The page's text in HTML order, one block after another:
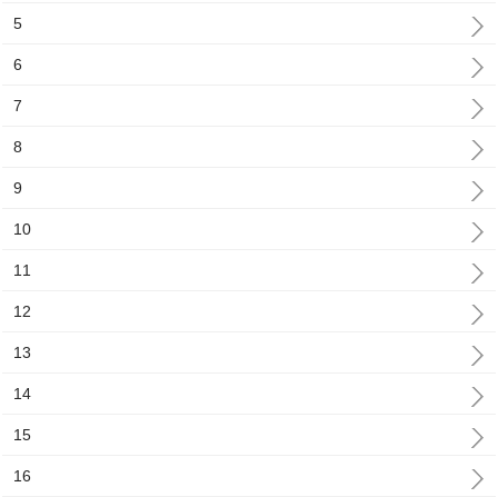
5
6
7
8
9
10
11
12
13
14
15
16